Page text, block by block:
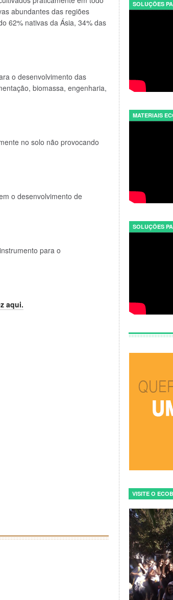
abundantes das regiões
62% nativas da Ásia, 34% das
o desenvolvimento das
biomassa, engenharia,
no solo não provocando
o desenvolvimento de
para o
aqui.
SOLUÇÕES
MATERIAIS
SOLUÇÕES
VISITE O